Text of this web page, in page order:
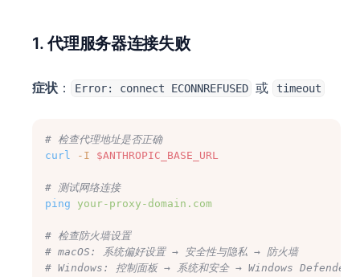
1. 代理服务器连接失败
症状 ： Error: connect ECONNREFUSED 或 timeout
# 检查代理地址是否正确
curl
-I $ANTHROPIC_BASE_URL
# 测试网络连接
ping
your-proxy-domain.com
# 检查防火墙设置
# macOS: 系统偏好设置 → 安全性与隐私 → 防火墙
# Windows: 控制面板 → 系统和安全 → Windows Defender